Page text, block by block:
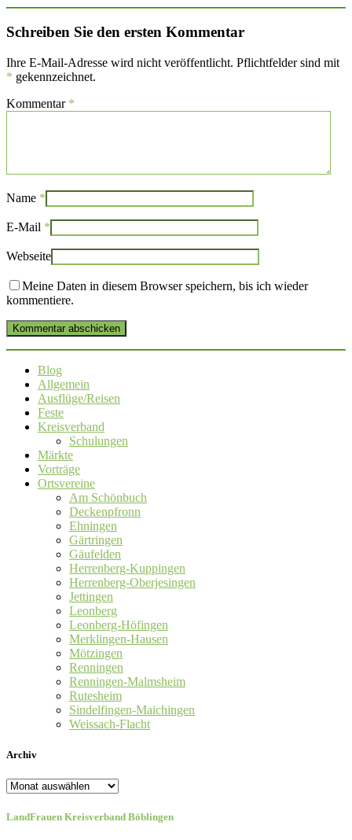
Schreiben Sie den ersten Kommentar
Ihre E-Mail-Adresse wird nicht veröffentlicht. Pflichtfelder sind mit
* gekennzeichnet.
Kommentar *
Name *
E-Mail *
Webseite
Meine Daten in diesem Browser speichern, bis ich wieder
kommentiere.
Kommentar abschicken
Blog
Allgemein
Ausflüge/Reisen
Feste
Kreisverband
Schulungen
Märkte
Vorträge
Ortsvereine
Am Schönbuch
Deckenpfronn
Ehningen
Gärtringen
Gäufelden
Herrenberg-Kuppingen
Herrenberg-Oberjesingen
Jettingen
Leonberg
Leonberg-Höfingen
Merklingen-Hausen
Mötzingen
Renningen
Renningen-Malmsheim
Rutesheim
Sindelfingen-Maichingen
Weissach-Flacht
Archiv
Archiv
LandFrauen Kreisverband Böblingen